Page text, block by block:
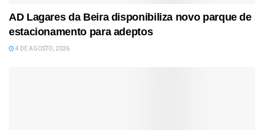
AD Lagares da Beira disponibiliza novo parque de
estacionamento para adeptos
4 DE AGOSTO, 2026